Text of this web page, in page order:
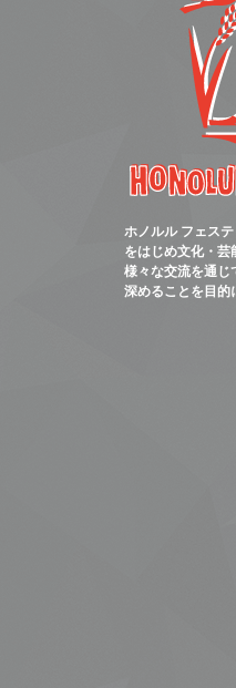
ホノルル フェス
をはじめ文化・芸
様々な交流を通じ
深めることを目的